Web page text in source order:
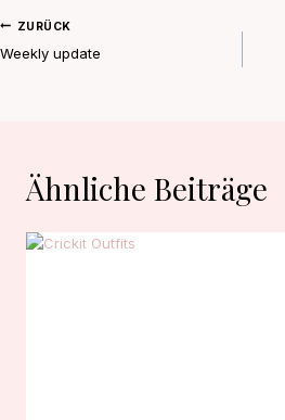
Beitragsnavigation
ZURÜCK
Weekly update
Ähnliche Beiträge